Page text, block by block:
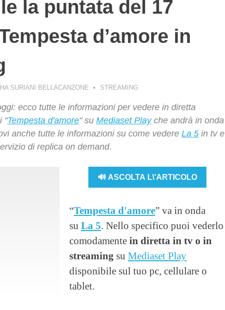
la puntata del 17
d’amore in
SURIANI BELLACANZONE STREAMING
ecco tutte le informazioni per vedere in diretta
"Tempesta d'amore" su Mediaset Playche andrà in onda
anche tutte le informazioni su come vedere La 5 in tv e
di replica on demand.
🔊 ASCOLTA L\'ARTICOLO
“Tempesta d'amore” va in onda
su La 5. Nello specifico puoi vederlo
comodamente in diretta in tv o in
streaming su Mediaset Play
disponibile sul tuo pc, cellulare o
tablet.